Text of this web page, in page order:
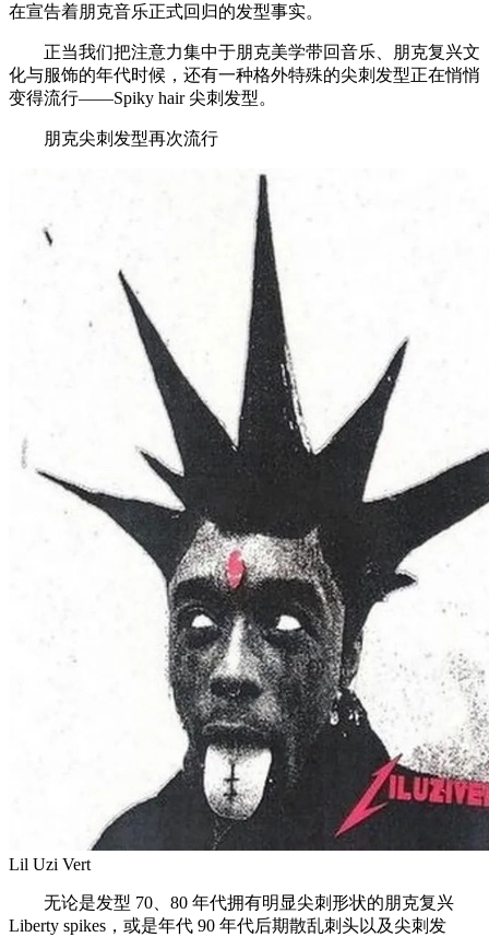
在宣告着朋克音乐正式回归的发型事实。
正当我们把注意力集中于朋克美学带回音乐、朋克复兴文
化与服饰的年代时候，还有一种格外特殊的尖刺发型正在悄悄
变得流行——Spiky hair 尖刺发型。
朋克尖刺发型再次流行
Lil Uzi Vert
无论是发型 70、80 年代拥有明显尖刺形状的朋克复兴
Liberty spikes，或是年代 90 年代后期散乱刺头以及尖刺发